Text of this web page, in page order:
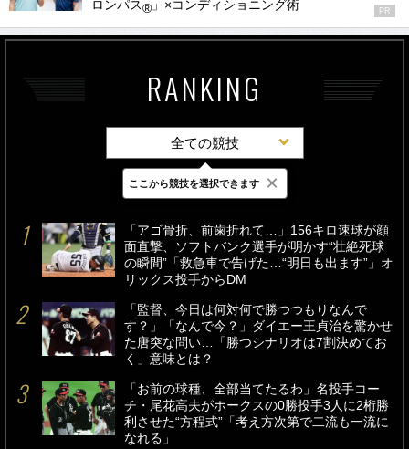
ロンパス® 」×コンディショニング術 PR
RANKING
全ての競技
最新 24時間 週間
「アゴ骨折、前歯折れて…」156キロ速球が顔
面直撃、ソフトバンク選手が明かす“壮絶死球
の瞬間”「救急車で告げた…“明日も出ます”」オ
リックス投手からDM
「監督、今日は何対何で勝つつもりなんで
す？」「なんで今？」ダイエー王貞治を驚かせ
た唐突な問い…「勝つシナリオは7割決めてお
く」意味とは？
「お前の球種、全部当てたるわ」名投手コー
チ・尾花高夫がホークスの0勝投手3人に2桁勝
利させた“方程式”「考え方次第で二流も一流に
なれる」
ここから競技を選択できます ×